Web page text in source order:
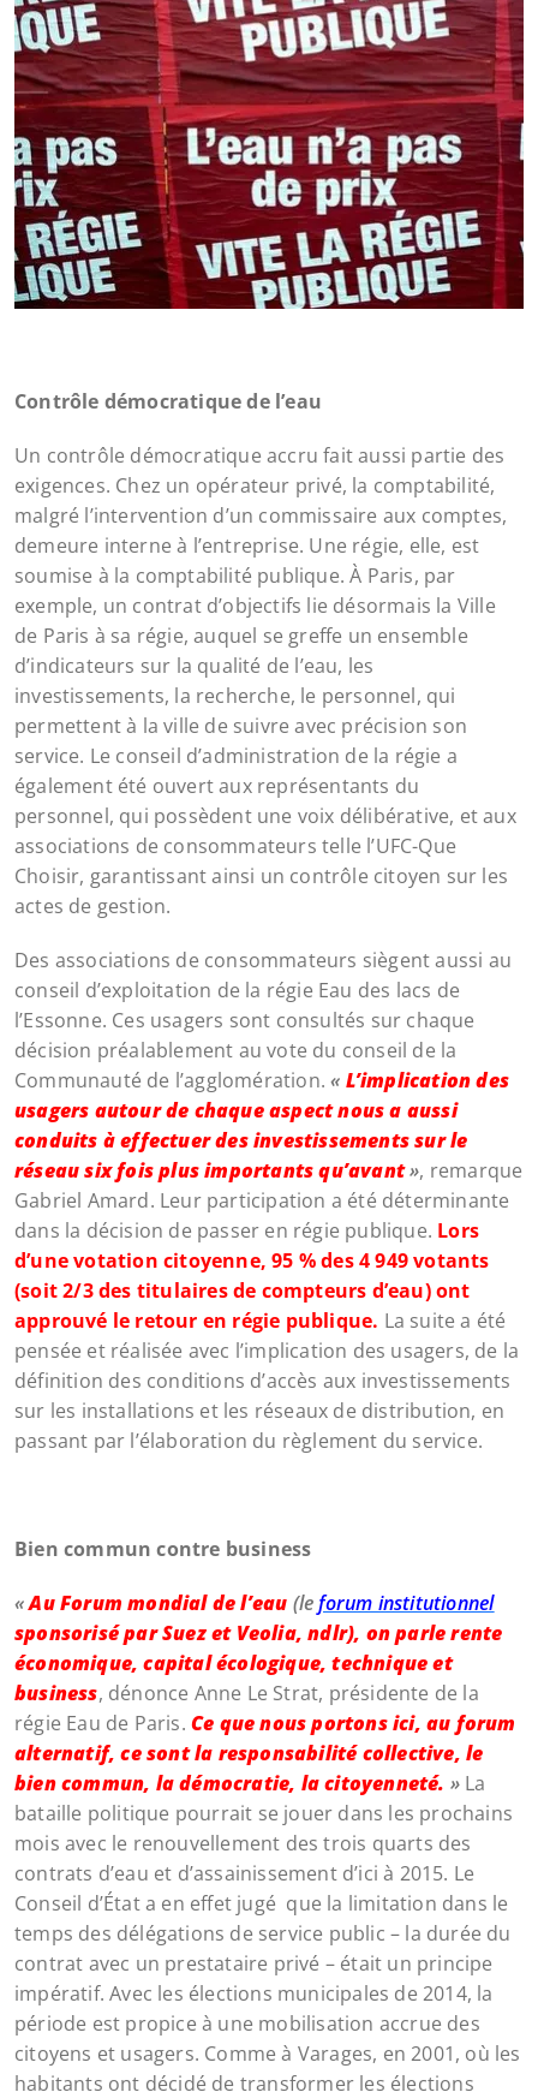
Contrôle démocratique de l’eau
Un contrôle démocratique accru fait aussi partie des
exigences. Chez un opérateur privé, la comptabilité,
malgré l’intervention d’un commissaire aux comptes,
demeure interne à l’entreprise. Une régie, elle, est
soumise à la comptabilité publique. À Paris, par
exemple, un contrat d’objectifs lie désormais la Ville
de Paris à sa régie, auquel se greffe un ensemble
d’indicateurs sur la qualité de l’eau, les
investissements, la recherche, le personnel, qui
permettent à la ville de suivre avec précision son
service. Le conseil d’administration de la régie a
également été ouvert aux représentants du
personnel, qui possèdent une voix délibérative, et aux
associations de consommateurs telle l’UFC-Que
Choisir, garantissant ainsi un contrôle citoyen sur les
actes de gestion.
Des associations de consommateurs siègent aussi au
conseil d’exploitation de la régie Eau des lacs de
l’Essonne. Ces usagers sont consultés sur chaque
décision préalablement au vote du conseil de la
Communauté de l’agglomération.« L’implication des
usagers autour de chaque aspect nous a aussi
conduits à effectuer des investissements sur le
réseau six fois plus importants qu’avant», remarque
Gabriel Amard. Leur participation a été déterminante
dans la décision de passer en régie publique. Lors
d’une votation citoyenne, 95 % des 4 949 votants
(soit 2/3 des titulaires de compteurs d’eau) ont
approuvé le retour en régie publique. La suite a été
pensée et réalisée avec l’implication des usagers, de la
définition des conditions d’accès aux investissements
sur les installations et les réseaux de distribution, en
passant par l’élaboration du règlement du service.
Bien commun contre business
«Au Forum mondial de l’eau (leforum institutionnel
sponsorisé par Suez et Veolia, ndlr), on parle rente
économique, capital écologique, technique et
business, dénonce Anne Le Strat, présidente de la
régie Eau de Paris. Ce que nous portons ici, au forum
alternatif, ce sont la responsabilité collective, le
bien commun, la démocratie, la citoyenneté. » La
bataille politique pourrait se jouer dans les prochains
mois avec le renouvellement des trois quarts des
contrats d’eau et d’assainissement d’ici à 2015. Le
Conseil d’État a en effet jugé que la limitation dans le
temps des délégations de service public – la durée du
contrat avec un prestataire privé – était un principe
impératif. Avec les élections municipales de 2014, la
période est propice à une mobilisation accrue des
citoyens et usagers. Comme à Varages, en 2001, où les
habitants ont décidé de transformer les élections